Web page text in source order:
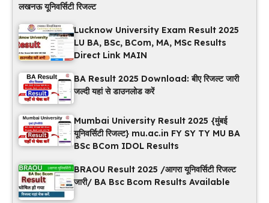
लखनऊ यूनिवर्सिटी रिजल्ट
Lucknow University Exam Result 2025
LU BA, BSc, BCom, MA, MSc Results
Direct Link MAIN
BA Result 2025 Download: बीए रिजल्ट जारी
जल्दी यहां से डाउनलोड करें
Mumbai University Result 2025 {मुंबई
यूनिवर्सिटी रिजल्ट} mu.ac.in FY SY TY MU BA
BSc BCom IDOL Results
BRAOU Result 2025 /आगरा यूनिवर्सिटी रिजल्ट
जारी/ BA Bsc Bcom Results Available